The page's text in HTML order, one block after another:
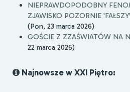
NIEPRAWDOPODOBNY
ZJAWISKO POZORNIE
(Pon, 23 marca 2026)
GOŚCIE Z ZZAŚWIATÓW NA
22 marca 2026)
Najnowsze w XXI Piętro: